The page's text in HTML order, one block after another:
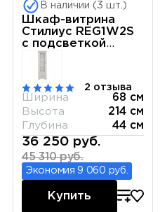
В наличии (3 шт.)
Шкаф-витрина
Стилиус REG1W2S
с подсветкой
(Лиственница
сибирская)
2 отзыва
Ширина
68 см
Высота
214 см
Глубина
44 см
36 250 руб.
45 310 руб.
Экономия 9 060 руб.
Купить